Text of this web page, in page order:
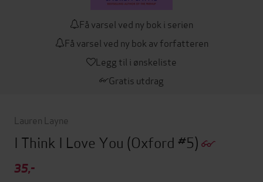
Få varsel ved ny bok i serien
Få varsel ved ny bok av forfatteren
Legg til i ønskeliste
Gratis utdrag
Lauren Layne
I Think I Love You (Oxford #5)
35,-